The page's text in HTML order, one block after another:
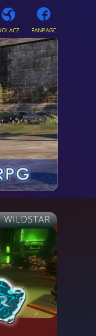
FANPAGE
WILDSTAR